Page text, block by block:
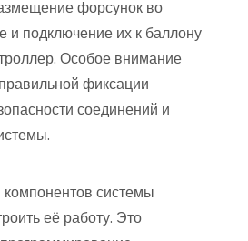
форсунок во
и подключение их к баллону
Особое внимание
фиксации
соединений и
компонентов системы
её работу. Это